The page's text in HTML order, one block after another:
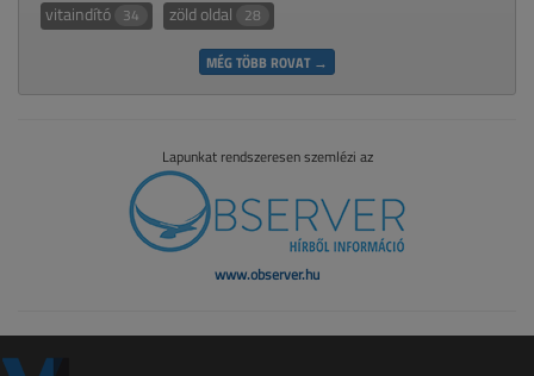
vitaindító 34 zöld oldal 28
MÉG TÖBB ROVAT →
Lapunkat rendszeresen szemlézi az
www.observer.hu